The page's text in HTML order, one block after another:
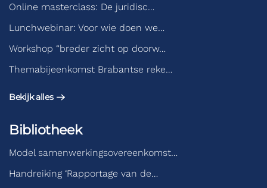
Online masterclass: De juridisc…
Lunchwebinar: Voor wie doen we…
Workshop “breder zicht op doorw…
Themabijeenkomst Brabantse reke…
Bekijk alles
Bibliotheek
Model samenwerkingsovereenkomst…
Handreiking ‘Rapportage van de…